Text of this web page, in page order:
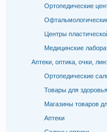
Ортопедические
Центры
Медицинские
Аптеки, оптика, очки,
Ортопедические
Товары для здоровья
Магазины товаров
Аптеки